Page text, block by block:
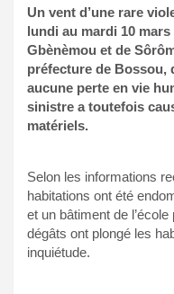
Un vent d’une rare
lundi au mardi 10
Gbènèmou et de
préfecture de Bossou,
aucune perte en vie
sinistre a toutefois
matériels.
Selon les informations
habitations ont été
et un bâtiment de
dégâts ont plongé les
inquiétude.